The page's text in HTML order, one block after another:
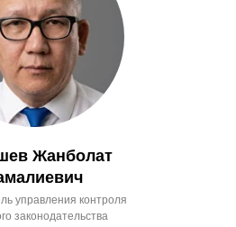
Жанболат
управления контроля
законодательства